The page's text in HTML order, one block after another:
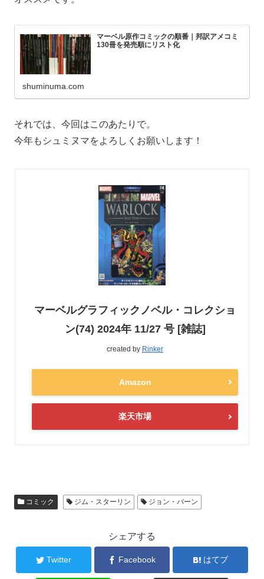
マーベル原作コミックの順番｜邦訳アメコミ
130冊を発売順にリスト化
shuminuma.com
それでは、今回はこのあたりで。
今年もシュミヌマをよろしくお願いします！
マーベルグラフィックノベル・コレクショ
ン(74) 2024年 11/27 号 [雑誌]
created by Rinker
Amazon
楽天市場
コミック ジム・スターリン ジョン・バーン
シェアする
Twitter Facebook はてブ